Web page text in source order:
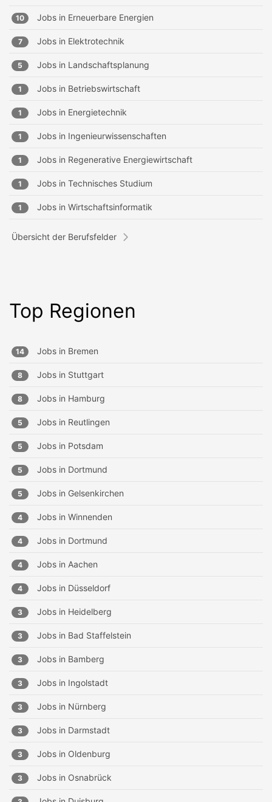
10 Jobs in Erneuerbare Energien
7 Jobs in Elektrotechnik
5 Jobs in Landschaftsplanung
1 Jobs in Betriebswirtschaft
1 Jobs in Energietechnik
1 Jobs in Ingenieurwissenschaften
1 Jobs in Regenerative Energiewirtschaft
1 Jobs in Technisches Studium
1 Jobs in Wirtschaftsinformatik
Übersicht der Berufsfelder
Top Regionen
14 Jobs in Bremen
8 Jobs in Stuttgart
8 Jobs in Hamburg
5 Jobs in Reutlingen
5 Jobs in Potsdam
5 Jobs in Dortmund
5 Jobs in Gelsenkirchen
4 Jobs in Winnenden
4 Jobs in Dortmund
4 Jobs in Aachen
4 Jobs in Düsseldorf
3 Jobs in Heidelberg
3 Jobs in Bad Staffelstein
3 Jobs in Bamberg
3 Jobs in Ingolstadt
3 Jobs in Nürnberg
3 Jobs in Darmstadt
3 Jobs in Oldenburg
3 Jobs in Osnabrück